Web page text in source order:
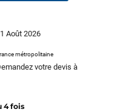
Août 2026
métropolitaine
votre devis à
4 fois